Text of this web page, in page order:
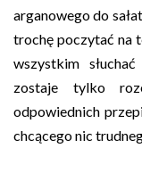
arganowego do
trochę poczytać na
wszystkim
zostaje tylko
odpowiednich
chcącego nic